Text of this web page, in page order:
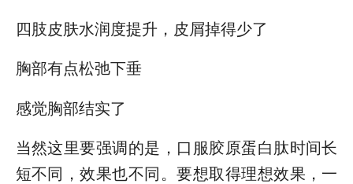
四肢皮肤水润度提升，皮屑掉得少了
胸部有点松弛下垂
感觉胸部结实了
当然这里要强调的是，口服胶原蛋白肽时间长
短不同，效果也不同。要想取得理想效果，一